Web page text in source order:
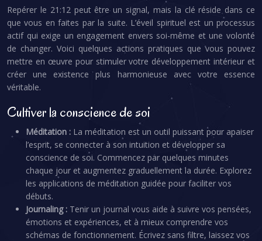
Repérer le 21:12 peut être un signal, mais la clé réside dans ce
que vous en faites par la suite. L’éveil spirituel est un processus
actif qui exige un engagement envers soi-même et une volonté
de changer. Voici quelques actions pratiques que vous pouvez
mettre en œuvre pour stimuler votre développement intérieur et
créer une existence plus harmonieuse avec votre essence
véritable.
Cultiver la conscience de soi
Méditation : La méditation est un outil puissant pour apaiser
l’esprit, se connecter à son intuition et développer sa
conscience de soi. Commencez par quelques minutes
chaque jour et augmentez graduellement la durée. Explorez
les applications de méditation guidée pour faciliter vos
débuts.
Journaling : Tenir un journal vous aide à suivre vos pensées,
émotions et expériences, et à mieux comprendre vos
schémas de fonctionnement. Écrivez sans filtre, laissez vos